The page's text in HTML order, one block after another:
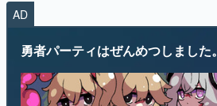
AD
勇者パーティはぜんめつしました。